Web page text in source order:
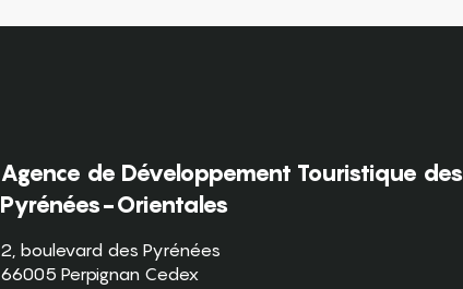
Agence de Développement Touristique des
Pyrénées-Orientales
2, boulevard des Pyrénées
66005 Perpignan Cedex